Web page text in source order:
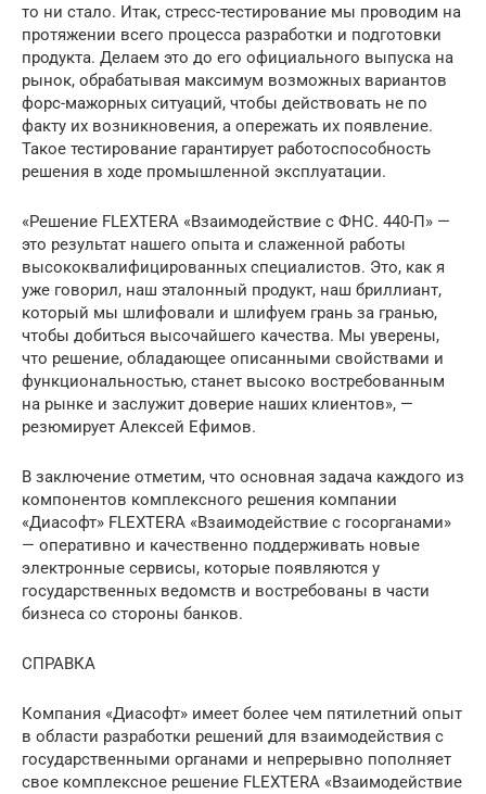
то ни стало. Итак, стресс-тестирование мы проводим на
протяжении всего процесса разработки и подготовки
продукта. Делаем это до его официального выпуска на
рынок, обрабатывая максимум возможных вариантов
форс-мажорных ситуаций, чтобы действовать не по
факту их возникновения, а опережать их появление.
Такое тестирование гарантирует работоспособность
решения в ходе промышленной эксплуатации.
«Решение FLEXTERA «Взаимодействие с ФНС. 440-П» —
это результат нашего опыта и слаженной работы
высококвалифицированных специалистов. Это, как я
уже говорил, наш эталонный продукт, наш бриллиант,
который мы шлифовали и шлифуем грань за гранью,
чтобы добиться высочайшего качества. Мы уверены,
что решение, обладающее описанными свойствами и
функциональностью, станет высоко востребованным
на рынке и заслужит доверие наших клиентов», —
резюмирует Алексей Ефимов.
В заключение отметим, что основная задача каждого из
компонентов комплексного решения компании
«Диасофт» FLEXTERA «Взаимодействие с госорганами»
— оперативно и качественно поддерживать новые
электронные сервисы, которые появляются у
государственных ведомств и востребованы в части
бизнеса со стороны банков.
СПРАВКА
Компания «Диасофт» имеет более чем пятилетний опыт
в области разработки решений для взаимодействия с
государственными органами и непрерывно пополняет
свое комплексное решение FLEXTERA «Взаимодействие